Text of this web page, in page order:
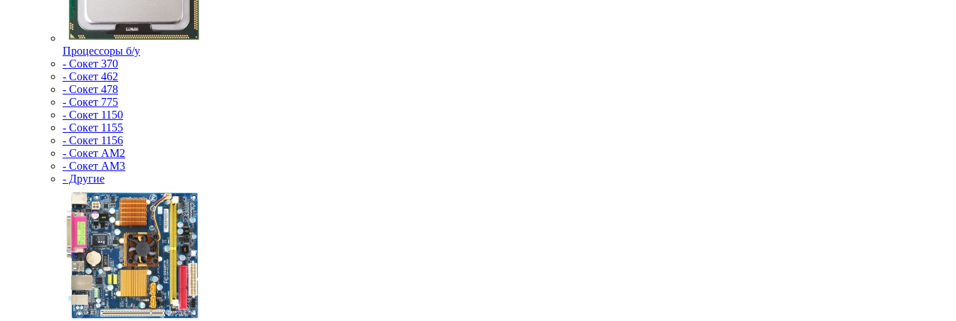
Процессоры б/у
- Сокет 370
- Сокет 462
- Сокет 478
- Сокет 775
- Сокет 1150
- Сокет 1155
- Сокет 1156
- Сокет AM2
- Сокет AM3
- Другие